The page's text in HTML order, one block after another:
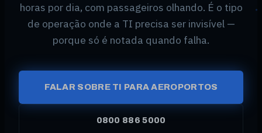
horas por dia, com passageiros olhando. É o tipo
de operação onde a TI precisa ser invisível —
porque só é notada quando falha.
FALAR SOBRE TI PARA AEROPORTOS
0800 886 5000